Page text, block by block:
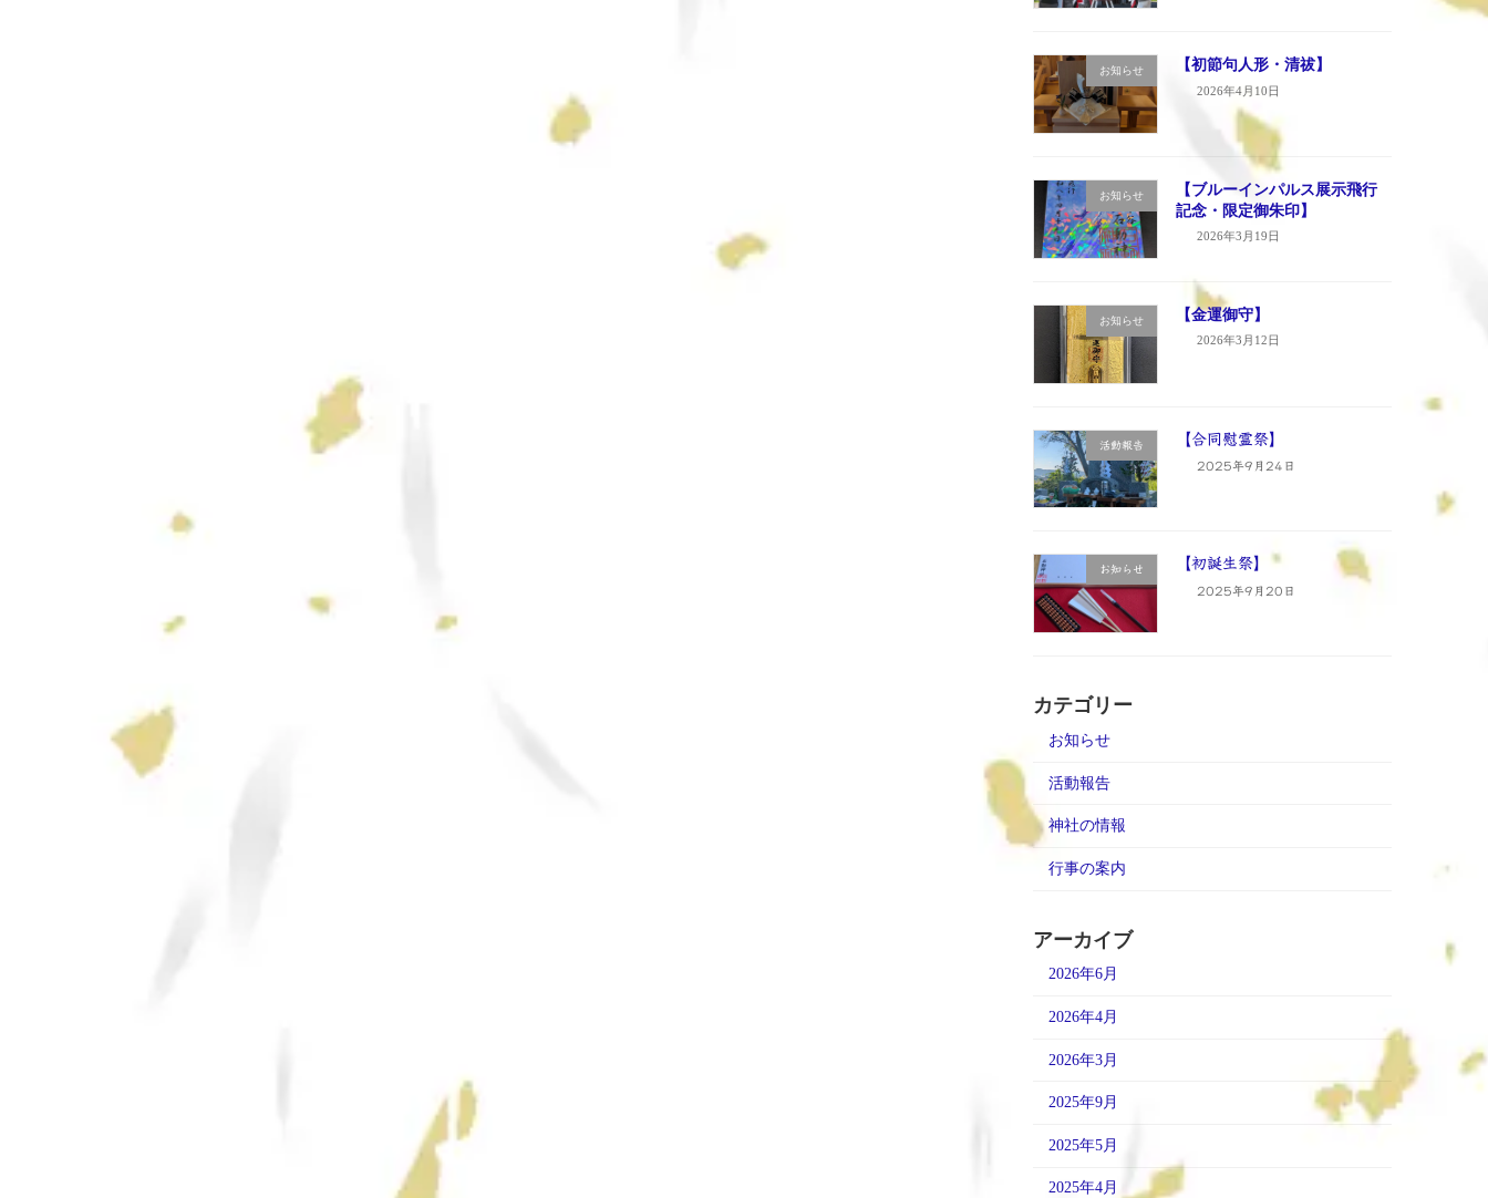
お知らせ 【初節句人形・清祓】
2026年4月10日
お知らせ
【ブルーインパルス展示飛行
記念・限定御朱印】
2026年3月19日
お知らせ 【金運御守】
2026年3月12日
活動報告 【合同慰霊祭】
2025年9月24日
お知らせ 【初誕生祭】
2025年9月20日
カテゴリー
お知らせ
活動報告
神社の情報
行事の案内
アーカイブ
2026年6月
2026年4月
2026年3月
2025年9月
2025年5月
2025年4月